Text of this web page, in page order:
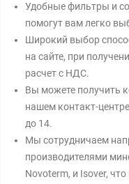
Удобные фильтры и
помогут вам легко
Широкий выбор
на сайте, при
расчет с НДС.
Вы можете получить
нашем контакт-
до 14.
Мы сотрудничаем
производителями
Novoterm, и Isover,